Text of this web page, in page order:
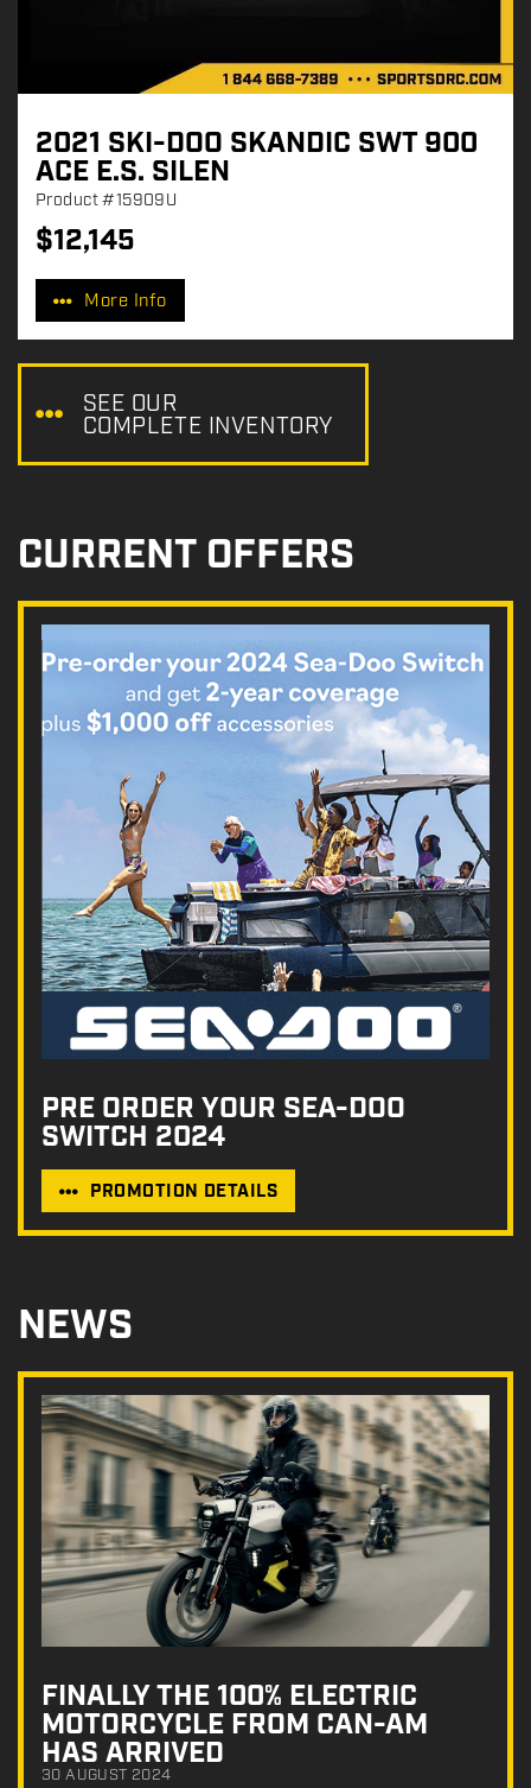
2021 SKI-DOO SKANDIC SWT 900
ACE E.S. SILEN
Product#15909U
P
r
c
$12,145
More Info
SEE OUR
COMPLETE INVENTORY
CURRENT OFFERS
PRE ORDER YOUR SEA-DOO
SWITCH 2024
PROMOTION DETAILS
NEWS
FINALLY THE 100% ELECTRIC
MOTORCYCLE FROM CAN-AM
HAS ARRIVED
30 AUGUST 2024